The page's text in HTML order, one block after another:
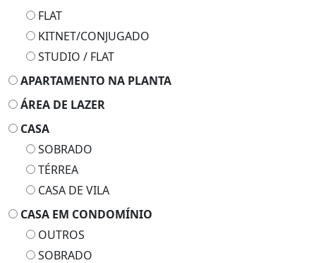
KITNET/CONJUGADO
STUDIO / FLAT
APARTAMENTO NA PLANTA
ÁREA DE LAZER
CASA
SOBRADO
TÉRREA
CASA DE VILA
CASA EM CONDOMÍNIO
OUTROS
SOBRADO
TÉRREA